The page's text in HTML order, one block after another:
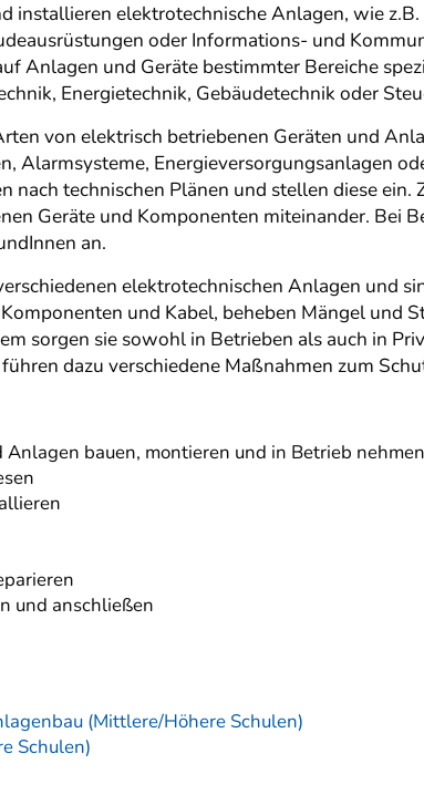
installieren elektrotechnische Anlagen, wie
oder Informations- und
Anlagen und Geräte bestimmter Bereiche
Energietechnik, Gebäudetechnik oder
von elektrisch betriebenen Geräten und
Alarmsysteme, Energieversorgungsanlagen
nach technischen Plänen und stellen diese
Geräte und Komponenten miteinander. Bei
an.
elektrotechnischen Anlagen und
und Kabel, beheben Mängel und
sorgen sie sowohl in Betrieben als auch in
dazu verschiedene Maßnahmen zum
bauen, montieren und in Betrieb nehmen
und anschließen
(Mittlere/Höhere Schulen)
Schulen)